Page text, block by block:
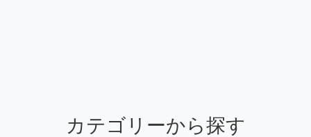
カテゴリーから探す